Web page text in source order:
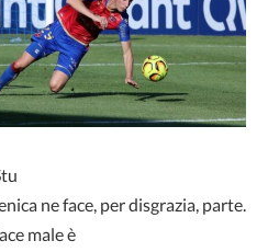
ne face, per disgrazia, parte.
male è